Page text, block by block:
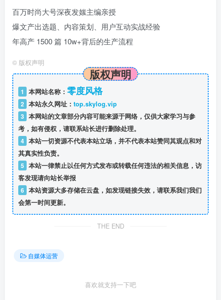
百万时尚大号深夜发媸主编亲授
爆文产出选题、内容策划、用户互动实战经验
年高产 1500 篇 10w+背后的生产流程
© 版权声明
版权声明
1 本网站名称： 零度风格
2 本站永久网址： top.skylog.vip
3 本网站的文章部分内容可能来源于网络，仅供大家学习与参
考，如有侵权，请联系站长进行删除处理。
4 本站一切资源不代表本站立场，并不代表本站赞同其观点和对
其真实性负责。
5 本站一律禁止以任何方式发布或转载任何违法的相关信息，访
客发现请向站长举报
6 本站资源大多存储在云盘，如发现链接失效，请联系我们我们
会第一时间更新。
THE END
自媒体运营
喜欢就支持一下吧